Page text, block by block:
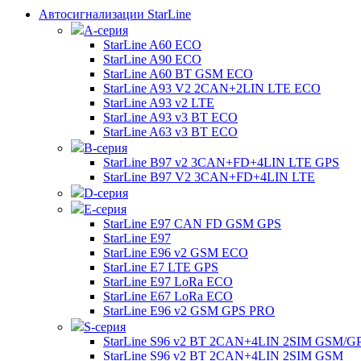
Автосигнализации StarLine
А-серия
StarLine A60 ECO
StarLine A90 ECO
StarLine A60 BT GSM ECO
StarLine A93 V2 2CAN+2LIN LTE ECO
StarLine A93 v2 LTE
StarLine A93 v3 BT ECO
StarLine A63 v3 BT ECO
B-серия
StarLine B97 v2 3CAN+FD+4LIN LTE GPS
StarLine B97 V2 3CAN+FD+4LIN LTE
D-серия
E-серия
StarLine E97 CAN FD GSM GPS
StarLine E97
StarLine E96 v2 GSM ECO
StarLine E7 LTE GPS
StarLine E97 LoRa ECO
StarLine E67 LoRa ECO
StarLine E96 v2 GSM GPS PRO
S-серия
StarLine S96 v2 BT 2CAN+4LIN 2SIM GSM/
StarLine S96 v2 BT 2CAN+4LIN 2SIM GSM